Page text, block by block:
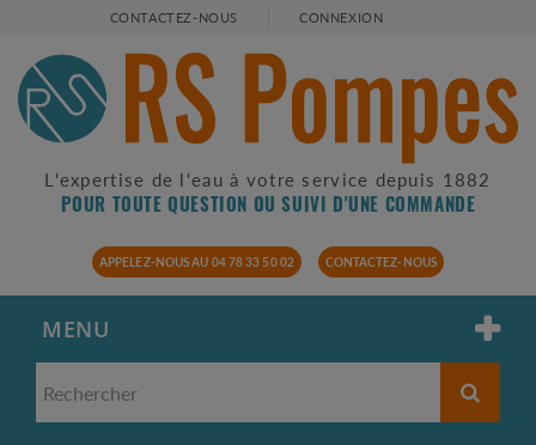
CONTACTEZ-NOUS CONNEXION
L'expertise de l'eau à votre service depuis 1882
POUR TOUTE QUESTION OU SUIVI D'UNE COMMANDE
APPELEZ-NOUS AU 04 78 33 50 02 CONTACTEZ-NOUS
MENU